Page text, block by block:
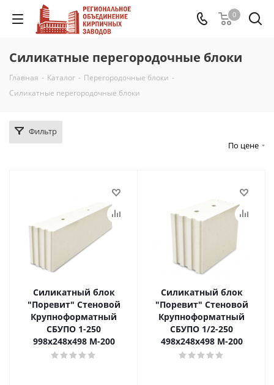
0
Силикатные перегородочные блоки
Главная - Каталог - Перегородочные блоки -
Силикатные перегородочные блоки
Фильтр
По цене
Силикатный блок
"Поревит" Стеновой
Крупноформатный
СБУПО 1-250
998х248х498 М-200
Силикатный блок
"Поревит" Стеновой
Крупноформатный
СБУПО 1/2-250
498х248х498 М-200